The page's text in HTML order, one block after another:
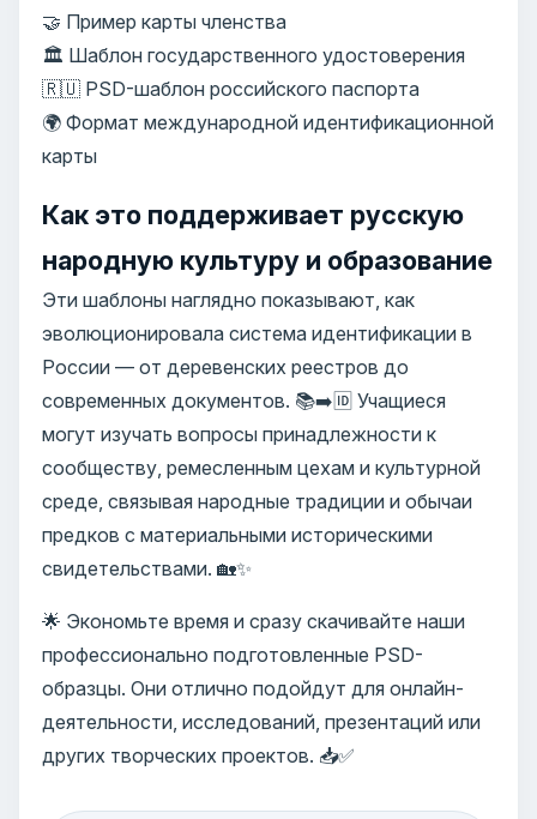
🤝 Пример карты членства
🏛️ Шаблон государственного удостоверения
🇷🇺 PSD-шаблон российского паспорта
🌍 Формат международной идентификационной
карты
Как это поддерживает русскую
народную культуру и образование
Эти шаблоны наглядно показывают, как
эволюционировала система идентификации в
России — от деревенских реестров до
современных документов. 📚➡️🆔 Учащиеся
могут изучать вопросы принадлежности к
сообществу, ремесленным цехам и культурной
среде, связывая народные традиции и обычаи
предков с материальными историческими
свидетельствами. 🏡✨
🌟 Экономьте время и сразу скачивайте наши
профессионально подготовленные PSD-
образцы. Они отлично подойдут для онлайн-
деятельности, исследований, презентаций или
других творческих проектов. 📥✅